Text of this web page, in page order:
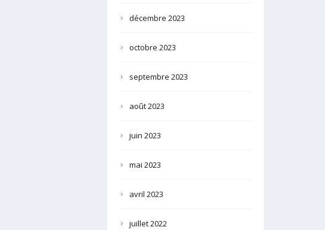
décembre 2023
octobre 2023
septembre 2023
août 2023
juin 2023
mai 2023
avril 2023
juillet 2022